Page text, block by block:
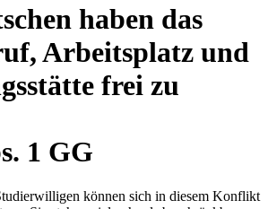
haben das
Arbeitsplatz und
frei zu
1 GG
können sich in diesem Konflikt